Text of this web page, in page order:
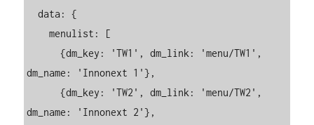
  data: {
    menulist: [
      {dm_key: 'TW1', dm_link: 'menu/TW1',
dm_name: 'Innonext 1'},
      {dm_key: 'TW2', dm_link: 'menu/TW2',
dm_name: 'Innonext 2'},